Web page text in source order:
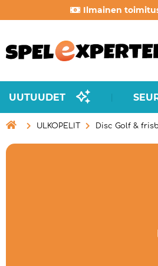
Ilmainen
UUTUUDET
 ULKOPELIT Disc Golf &